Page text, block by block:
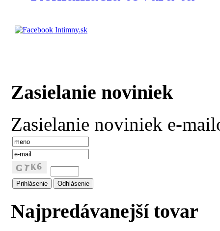
Zasielanie noviniek
Zasielanie noviniek e-
Najpredávanejší tovar